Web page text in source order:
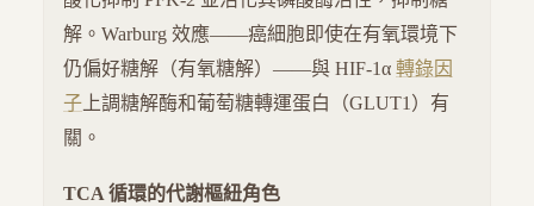
解。Warburg 效應——癌細胞即使在有氧環境下
仍偏好糖解（有氧糖解）——與 HIF-1α 轉錄因
子 上調糖解酶和葡萄糖轉運蛋白（GLUT1）有
關。
TCA 循環的代謝樞紐角色